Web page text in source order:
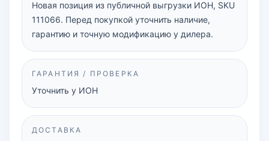
Новая позиция из публичной выгрузки ИОН, SKU
111066. Перед покупкой уточнить наличие,
гарантию и точную модификацию у дилера.
ГАРАНТИЯ / ПРОВЕРКА
Уточнить у ИОН
ДОСТАВКА